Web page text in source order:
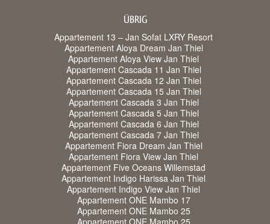
ÜBRIG
Appartement 13 – Jan Sofat LXRY Resort
Appartement Aloya Dream Jan Thiel
Appartement Aloya View Jan Thiel
Appartement Cascada 11 Jan Thiel
Appartement Cascada 12 Jan Thiel
Appartement Cascada 15 Jan Thiel
Appartement Cascada 3 Jan Thiel
Appartement Cascada 5 Jan Thiel
Appartement Cascada 6 Jan Thiel
Appartement Cascada 7 Jan Thiel
Appartement Fiora Dream Jan Thiel
Appartement Fiora View Jan Thiel
Appartement Five Oceans Willemstad
Appartement Indigo Harissa Jan Thiel
Appartement Indigo View Jan Thiel
Appartement ONE Mambo 17
Appartement ONE Mambo 25